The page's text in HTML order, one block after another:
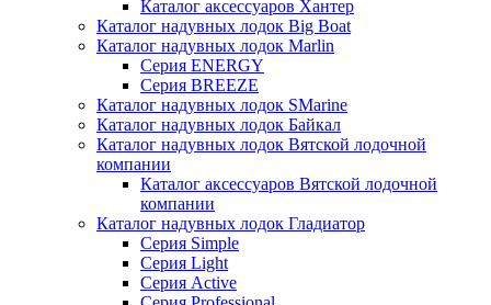
Каталог аксессуаров Хантер
Каталог надувных лодок Big Boat
Каталог надувных лодок Marlin
Серия ENERGY
Серия BREEZE
Каталог надувных лодок SMarine
Каталог надувных лодок Байкал
Каталог надувных лодок Вятской лодочной
компании
Каталог аксессуаров Вятской лодочной
компании
Каталог надувных лодок Гладиатор
Серия Simple
Серия Light
Серия Active